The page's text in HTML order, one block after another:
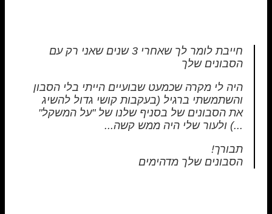
חייבת לומר לך שאחרי 3 שנים שאני רק עם
הסבונים שלך
היה לי מקרה שכמעט שבועיים הייתי בלי הסבון
והשתמשתי ברגיל (בעקבות קושי גדול להשיג
את הסבונים של בסניף שלנו של "על המשקל"
...) ולעור שלי היה ממש קשה...
תבורך!
הסבונים שלך מדהימים